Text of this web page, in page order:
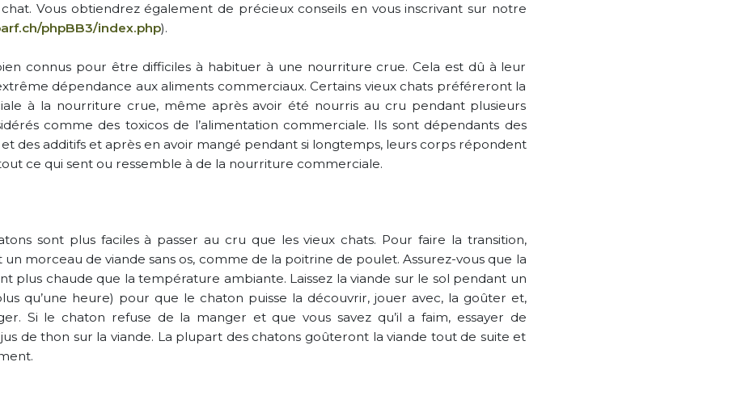
Vous obtiendrez également de précieux conseils en vous inscrivant sur notre
phpBB3/index.php).
connus pour être difficiles à habituer à une nourriture crue. Cela est dû à leur
dépendance aux aliments commerciaux. Certains vieux chats préféreront la
à la nourriture crue, même après avoir été nourris au cru pendant plusieurs
comme des toxicos de l’alimentation commerciale. Ils sont dépendants des
des additifs et après en avoir mangé pendant si longtemps, leurs corps répondent
ce qui sent ou ressemble à de la nourriture commerciale.
sont plus faciles à passer au cru que les vieux chats. Pour faire la transition,
morceau de viande sans os, comme de la poitrine de poulet. Assurez-vous que la
plus chaude que la température ambiante. Laissez la viande sur le sol pendant un
qu’une heure) pour que le chaton puisse la découvrir, jouer avec, la goûter et,
Si le chaton refuse de la manger et que vous savez qu’il a faim, essayer de
de thon sur la viande. La plupart des chatons goûteront la viande tout de suite et